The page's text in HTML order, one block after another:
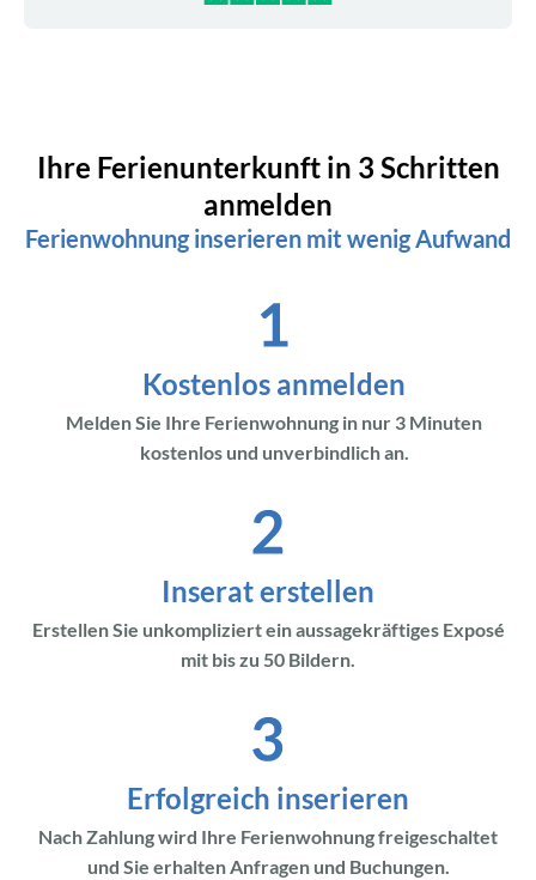
Ihre Ferienunterkunft in 3 Schritten
anmelden
Ferienwohnung inserieren mit wenig Aufwand
Kostenlos anmelden
Melden Sie Ihre Ferienwohnung in nur 3 Minuten
kostenlos und unverbindlich an.
Inserat erstellen
Erstellen Sie unkompliziert ein aussagekräftiges Exposé
mit bis zu 50 Bildern.
Erfolgreich inserieren
Nach Zahlung wird Ihre Ferienwohnung freigeschaltet
und Sie erhalten Anfragen und Buchungen.